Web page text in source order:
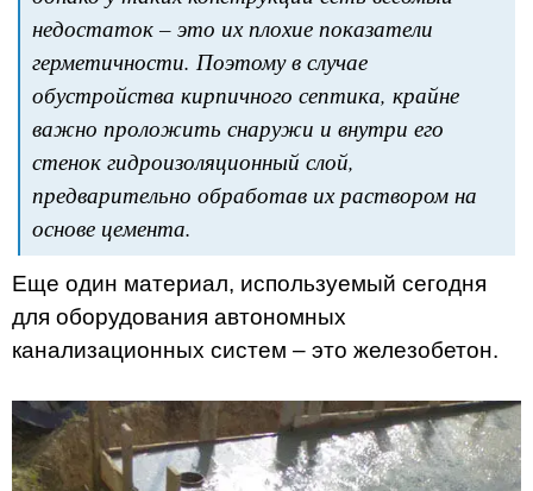
недостаток – это их плохие показатели
герметичности. Поэтому в случае
обустройства кирпичного септика, крайне
важно проложить снаружи и внутри его
стенок гидроизоляционный слой,
предварительно обработав их раствором на
основе цемента.
Еще один материал, используемый сегодня
для оборудования автономных
канализационных систем – это железобетон.